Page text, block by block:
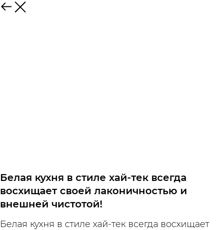
Белая кухня в стиле хай-тек всегда
восхищает своей лаконичностью и
внешней чистотой!
Белая кухня в стиле хай-тек всегда восхищает